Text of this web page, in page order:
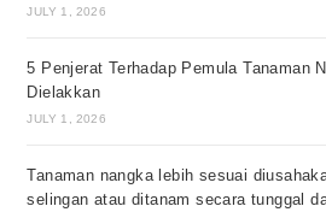
JULY 1, 2026
5 Penjerat Terhadap Pemula Tanaman
Dielakkan
JULY 1, 2026
Tanaman nangka lebih sesuai
selingan atau ditanam secara tunggal